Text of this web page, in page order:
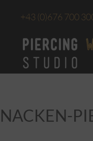
+43 (0)676 700
NACKEN-